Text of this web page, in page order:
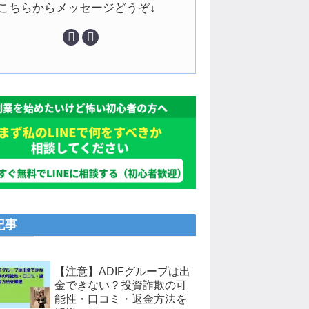
ちらからメッセージどうぞ↓
事
【注意】ADIFグループは出
金できない？投資詐欺の可
能性・口コミ・返金方法を